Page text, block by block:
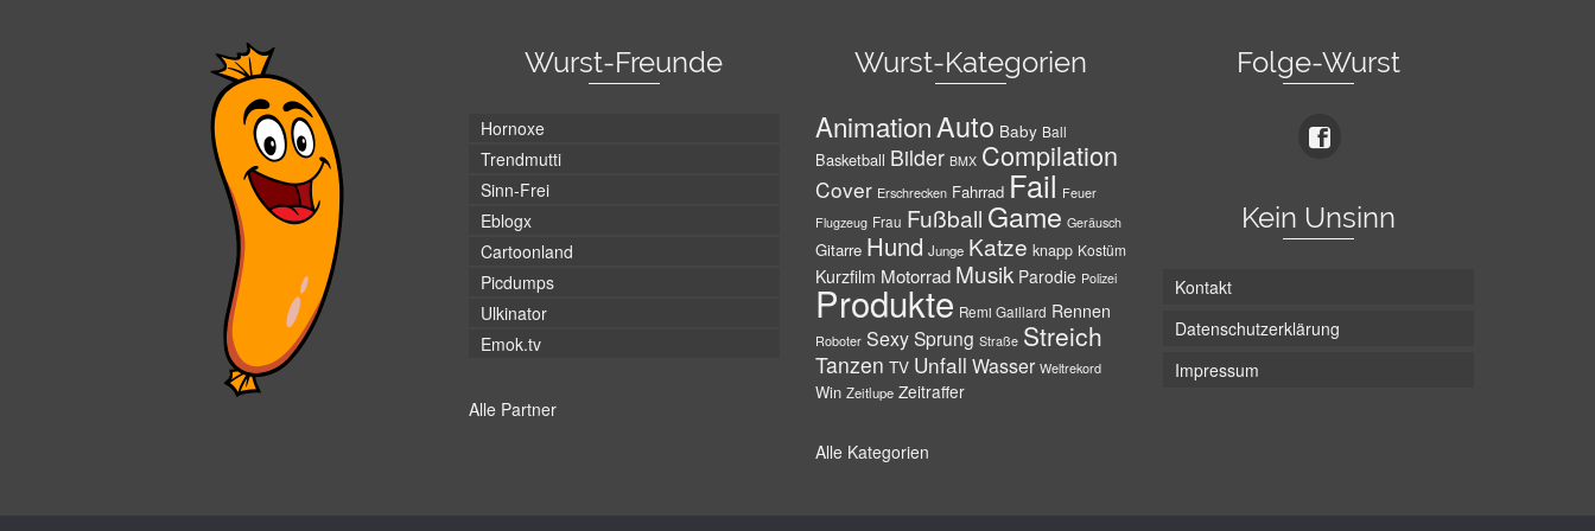
Wurst-Freunde
Hornoxe
Trendmutti
Sinn-Frei
Eblogx
Cartoonland
Picdumps
Ulkinator
Emok.tv
Alle Partner
Wurst-Kategorien
AnimationAuto Baby Ball
Basketball Bilder BMX Compilation
Cover Erschrecken Fahrrad Fail Feuer
Flugzeug Frau Fußball Game Geräusch
Gitarre Hund Junge Katze knapp Kostüm
Kurzfilm Motorrad Musik Parodie Polizei
Produkte Remi Gaillard Rennen
Roboter SexySprung Straße Streich
Tanzen TV Unfall Wasser Weltrekord
Win Zeitlupe Zeitraffer
Alle Kategorien
Folge-Wurst
Kein Unsinn
Kontakt
Datenschutzerklärung
Impressum